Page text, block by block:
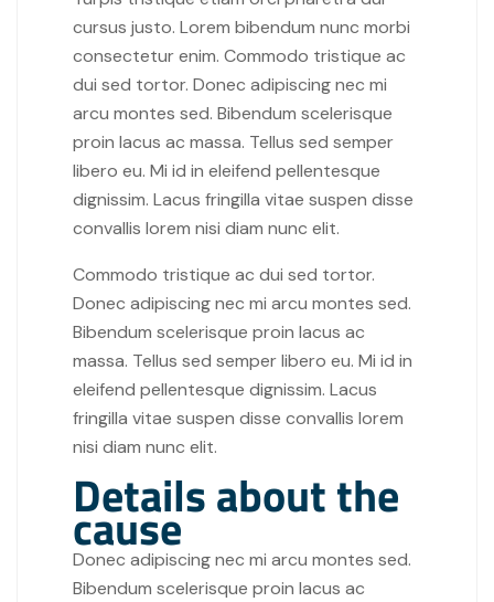
cursus justo. Lorem bibendum nunc morbi
consectetur enim. Commodo tristique ac
dui sed tortor. Donec adipiscing nec mi
arcu montes sed. Bibendum scelerisque
proin lacus ac massa. Tellus sed semper
libero eu. Mi id in eleifend pellentesque
dignissim. Lacus fringilla vitae suspen disse
convallis lorem nisi diam nunc elit.
Commodo tristique ac dui sed tortor.
Donec adipiscing nec mi arcu montes sed.
Bibendum scelerisque proin lacus ac
massa. Tellus sed semper libero eu. Mi id in
eleifend pellentesque dignissim. Lacus
fringilla vitae suspen disse convallis lorem
nisi diam nunc elit.
Details about the
cause
Donec adipiscing nec mi arcu montes sed.
Bibendum scelerisque proin lacus ac